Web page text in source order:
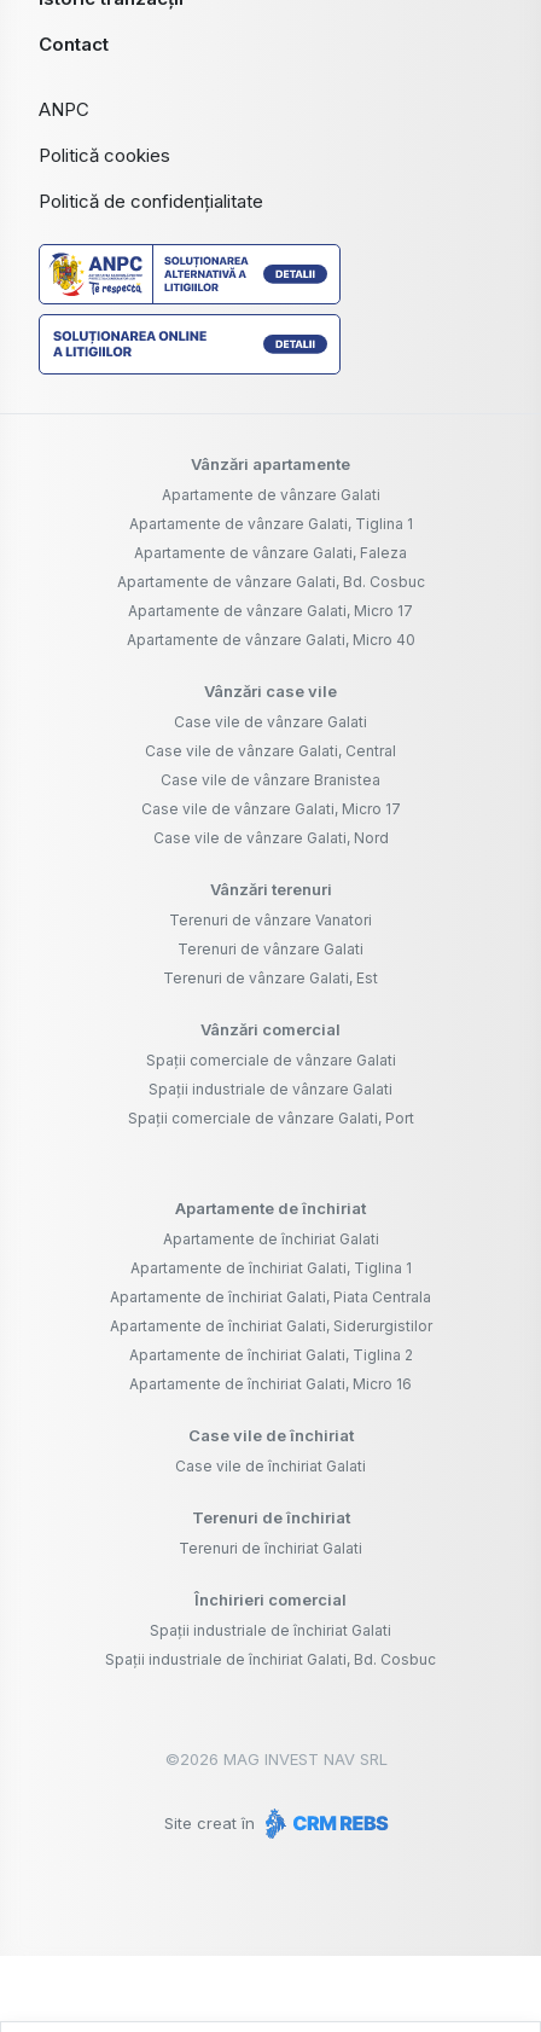
Contact
ANPC
Politică cookies
Politică de confidențialitate
Vânzări apartamente
Apartamente de vânzare Galati
Apartamente de vânzare Galati, Tiglina 1
Apartamente de vânzare Galati, Faleza
Apartamente de vânzare Galati, Bd. Cosbuc
Apartamente de vânzare Galati, Micro 17
Apartamente de vânzare Galati, Micro 40
Vânzări case vile
Case vile de vânzare Galati
Case vile de vânzare Galati, Central
Case vile de vânzare Branistea
Case vile de vânzare Galati, Micro 17
Case vile de vânzare Galati, Nord
Vânzări terenuri
Terenuri de vânzare Vanatori
Terenuri de vânzare Galati
Terenuri de vânzare Galati, Est
Vânzări comercial
Spații comerciale de vânzare Galati
Spații industriale de vânzare Galati
Spații comerciale de vânzare Galati, Port
Apartamente de închiriat
Apartamente de închiriat Galati
Apartamente de închiriat Galati, Tiglina 1
Apartamente de închiriat Galati, Piata Centrala
Apartamente de închiriat Galati, Siderurgistilor
Apartamente de închiriat Galati, Tiglina 2
Apartamente de închiriat Galati, Micro 16
Case vile de închiriat
Case vile de închiriat Galati
Terenuri de închiriat
Terenuri de închiriat Galati
Închirieri comercial
Spații industriale de închiriat Galati
Spații industriale de închiriat Galati, Bd. Cosbuc
©2026 MAG INVEST NAV SRL
Site creat în